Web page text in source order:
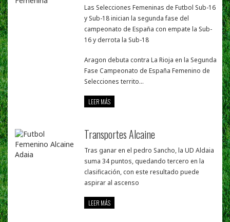
Las Selecciones Femeninas de Futbol Sub-16
y Sub-18 inician la segunda fase del
campeonato de España con empate la Sub-
16 y derrota la Sub-18
Aragon debuta contra La Rioja en la Segunda
Fase Campeonato de España Femenino de
Selecciones territo...
LEER MÁS
Transportes Alcaine
Tras ganar en el pedro Sancho, la UD Aldaia
suma 34 puntos, quedando tercero en la
clasificación, con este resultado puede
aspirar al ascenso
LEER MÁS